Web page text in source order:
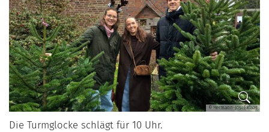
© Hermann-Josef Klaas
Die Turmglocke schlägt für 10 Uhr.